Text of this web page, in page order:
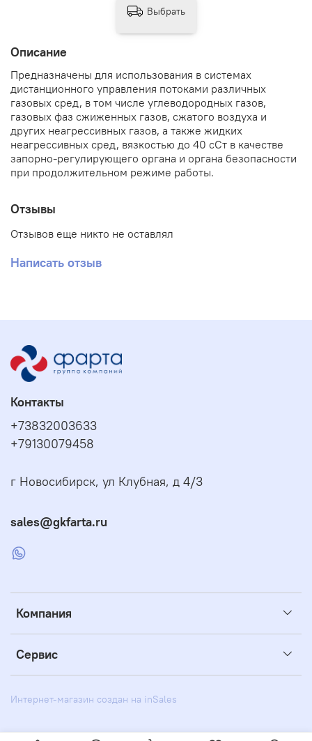
Описание
Предназначены для использования в системах
дистанционного управления потоками различных
газовых сред, в том числе углеводородных газов,
газовых фаз сжиженных газов, сжатого воздуха и
других неагрессивных газов, а также жидких
неагрессивных сред, вязкостью до 40 сСт в качестве
запорно-регулирующего органа и органа безопасности
при продолжительном режиме работы.
Отзывы
Отзывов еще никто не оставлял
Написать отзыв
Выбрать
Компания
Сервис
Контакты
+73832003633
+79130079458
г Новосибирск, ул Клубная, д 4/3
sales@gkfarta.ru
Интернет-магазин создан на inSales